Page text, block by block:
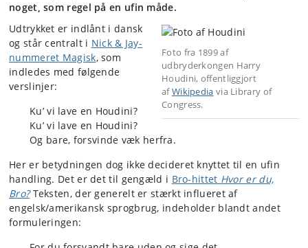
noget, som regel på en ufin måde.
Foto fra 1899 af
udbryderkongen Harry
Houdini, offentliggjort
afWikipedia via Library of
Congress.
Udtrykket er indlånt i dansk
og står centralt i Nick & Jay-
nummeret Magisk, som
indledes med følgende
verslinjer:
Ku’ vi lave en Houdini?
Ku’ vi lave en Houdini?
Og bare, forsvinde væk herfra.
Her er betydningen dog ikke decideret knyttet til en ufin
handling. Det er det til gengæld i Bro-hittet Hvor er du,
Bro?Teksten, der generelt er stærkt influeret af
engelsk/amerikansk sprogbrug, indeholder blandt andet
formuleringen: